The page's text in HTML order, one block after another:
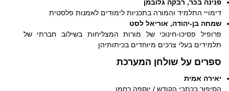
פנינה בכר, רבקה גלובמן
דימויי התלמיד והמורה בתכניות לימודים לאמנות פלסטית
שמחה בן-יהודה, אוריאל לסט
פרופיל פסיכו-חינוכי של מורות המצליחות בשילוב חברתי של
תלמידים בעלי צרכים מיוחדים בכיתותיהן
ספרים על שולחן המערכת
יאירה אמית
הסיפור בכתבי הקודש / יוספה רחמן